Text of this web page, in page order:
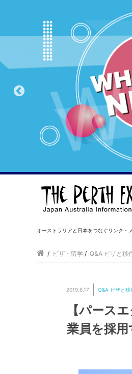
オーストラリアと日本をつなぐリンク・
/ ビザ・留学 / Q&A ビザと移
2019.6.17 Q&A ビザと移
【パース
業員を採